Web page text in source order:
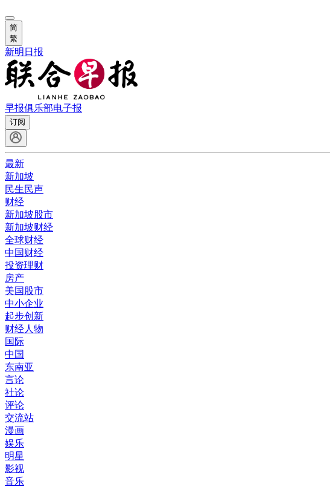
简
繁
新明日报
早报俱乐部电子报
订阅
最新
新加坡
民生民声
财经
新加坡股市
新加坡财经
全球财经
中国财经
投资理财
房产
美国股市
中小企业
起步创新
财经人物
国际
中国
东南亚
言论
社论
评论
交流站
漫画
娱乐
明星
影视
音乐